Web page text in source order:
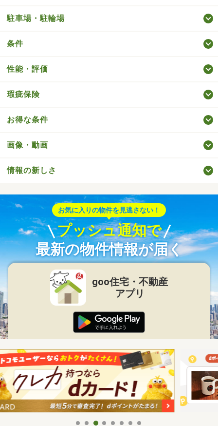
駐車場・駐輪場
条件
性能・評価
瑕疵保険
お得な条件
画像・動画
情報の新しさ
お気に入りの物件を見逃さない！
プッシュ通知で
最新の物件情報が届く
goo住宅・不動産
アプリ